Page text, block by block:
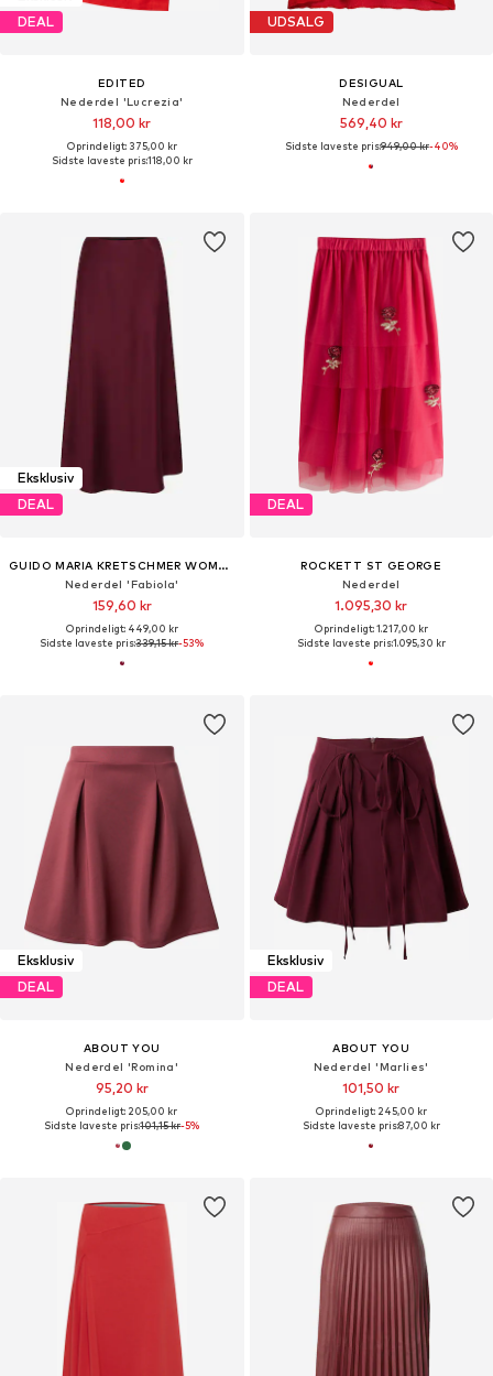
DEAL
EDITED
Nederdel 'Lucrezia'
118,00 kr
Oprindeligt: 375,00 kr
Sidste laveste pris:118,00 kr
UDSALG
DESIGUAL
Nederdel
569,40 kr
Sidste laveste pris:949,00 kr-40%
Eksklusiv
DEAL
GUIDO MARIA KRETSCHMER WOMEN
Nederdel 'Fabiola'
159,60 kr
Oprindeligt: 449,00 kr
Sidste laveste pris:339,15 kr-53%
DEAL
ROCKETT ST GEORGE
Nederdel
1.095,30 kr
Oprindeligt: 1.217,00 kr
Sidste laveste pris:1.095,30 kr
Eksklusiv
DEAL
ABOUT YOU
Nederdel 'Romina'
95,20 kr
Oprindeligt: 205,00 kr
Sidste laveste pris:101,15 kr-5%
Eksklusiv
DEAL
ABOUT YOU
Nederdel 'Marlies'
101,50 kr
Oprindeligt: 245,00 kr
Sidste laveste pris:87,00 kr